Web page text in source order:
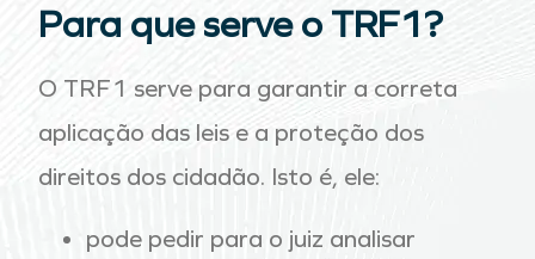
Para que serve o TRF1?
O TRF1 serve para garantir a correta
aplicação das leis e a proteção dos
direitos dos cidadão. Isto é, ele:
pode pedir para o juiz analisar